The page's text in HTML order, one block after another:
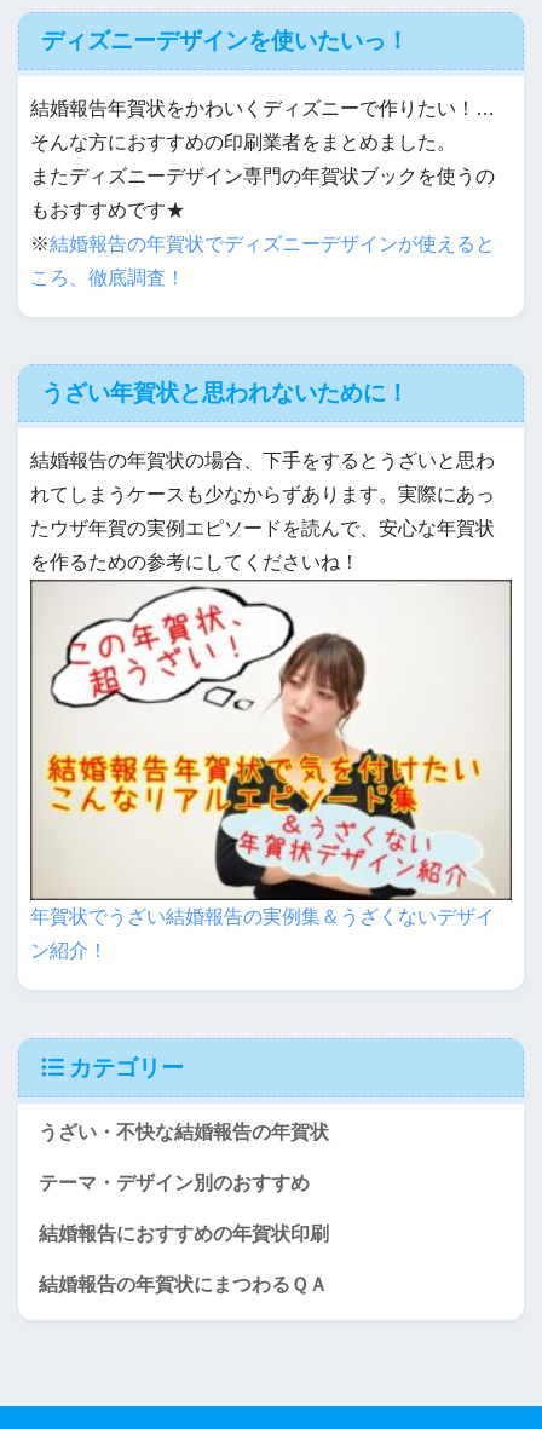
ディズニーデザインを使いたいっ！
結婚報告年賀状をかわいくディズニーで作りたい！…
そんな方におすすめの印刷業者をまとめました。
またディズニーデザイン専門の年賀状ブックを使うの
もおすすめです★
※結婚報告の年賀状でディズニーデザインが使えると
ころ、徹底調査！
うざい年賀状と思われないために！
結婚報告の年賀状の場合、下手をするとうざいと思わ
れてしまうケースも少なからずあります。実際にあっ
たウザ年賀の実例エピソードを読んで、安心な年賀状
を作るための参考にしてくださいね！
年賀状でうざい結婚報告の実例集＆うざくないデザイ
ン紹介！
カテゴリー
うざい・不快な結婚報告の年賀状
テーマ・デザイン別のおすすめ
結婚報告におすすめの年賀状印刷
結婚報告の年賀状にまつわるＱＡ